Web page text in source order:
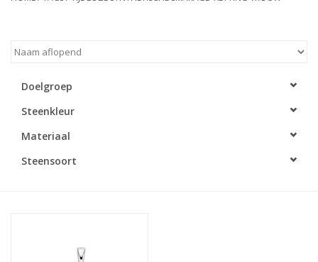
Cadeaukaarten
Doelgroep
Steenkleur
Materiaal
Steensoort